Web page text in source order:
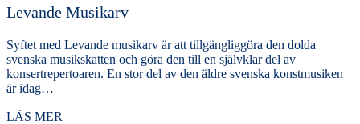
Levande Musikarv
Syftet med Levande musikarv är att tillgängliggöra den dolda
svenska musikskatten och göra den till en självklar del av
konsertrepertoaren. En stor del av den äldre svenska konstmusiken
är idag…
LÄS MER